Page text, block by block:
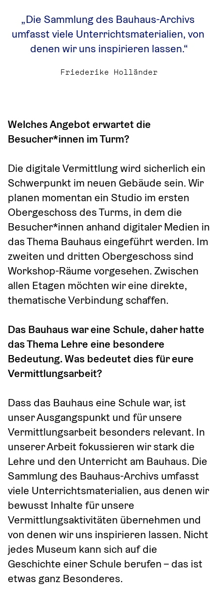
„Die Sammlung des Bauhaus-Archivs
umfasst viele Unterrichtsmaterialien, von
denen wir uns inspirieren lassen.“
Friederike Holländer
Welches Angebot erwartet die
Besucher*innen im Turm?
Die digitale Vermittlung wird sicherlich ein
Schwerpunkt im neuen Gebäude sein. Wir
planen momentan ein Studio im ersten
Obergeschoss des Turms, in dem die
Besucher*innen anhand digitaler Medien in
das Thema Bauhaus eingeführt werden. Im
zweiten und dritten Obergeschoss sind
Workshop-Räume vorgesehen. Zwischen
allen Etagen möchten wir eine direkte,
thematische Verbindung schaffen.
Das Bauhaus war eine Schule, daher hatte
das Thema Lehre eine besondere
Bedeutung. Was bedeutet dies für eure
Vermittlungsarbeit?
Dass das Bauhaus eine Schule war, ist
unser Ausgangspunkt und für unsere
Vermittlungsarbeit besonders relevant. In
unserer Arbeit fokussieren wir stark die
Lehre und den Unterricht am Bauhaus. Die
Sammlung des Bauhaus-Archivs umfasst
viele Unterrichtsmaterialien, aus denen wir
bewusst Inhalte für unsere
Vermittlungsaktivitäten übernehmen und
von denen wir uns inspirieren lassen. Nicht
jedes Museum kann sich auf die
Geschichte einer Schule berufen – das ist
etwas ganz Besonderes.